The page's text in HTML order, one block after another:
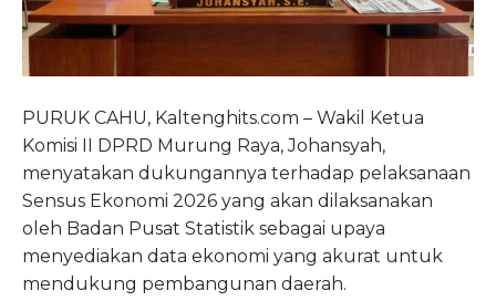
PURUK CAHU, Kaltenghits.com – Wakil Ketua
Komisi II DPRD Murung Raya, Johansyah,
menyatakan dukungannya terhadap pelaksanaan
Sensus Ekonomi 2026 yang akan dilaksanakan
oleh Badan Pusat Statistik sebagai upaya
menyediakan data ekonomi yang akurat untuk
mendukung pembangunan daerah.